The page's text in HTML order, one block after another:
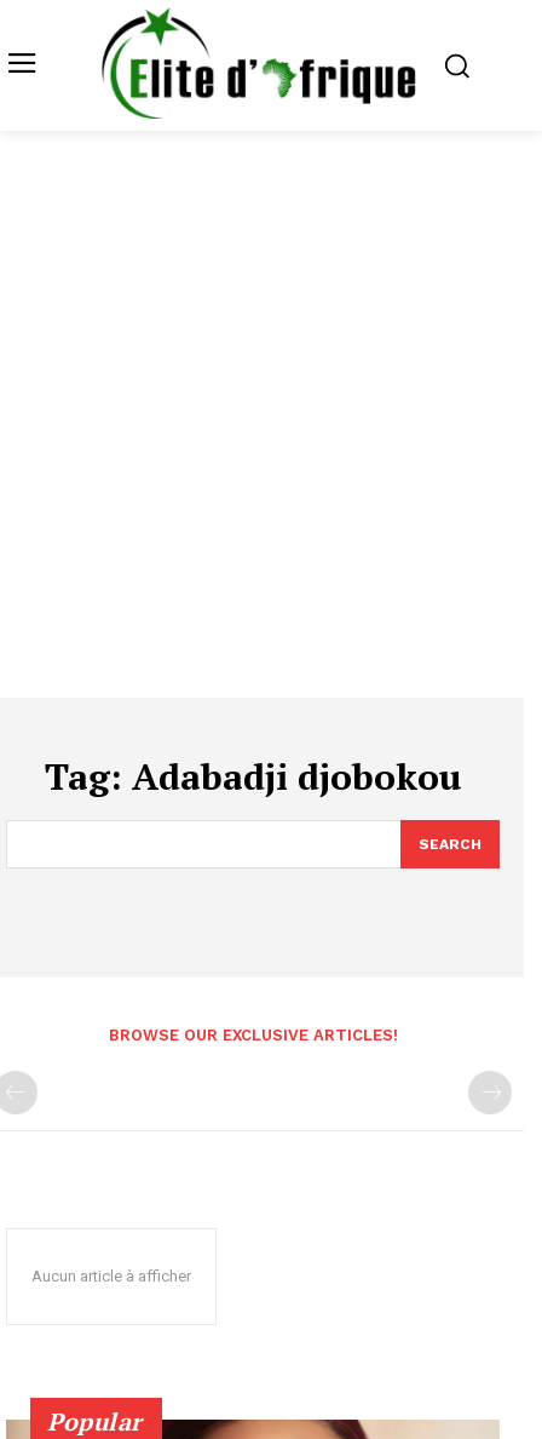
Tag: Adabadji djobokou
SEARCH
BROWSE OUR EXCLUSIVE ARTICLES!
Aucun article à afficher
Popular